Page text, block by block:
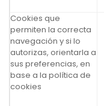
Cookies que
permiten la correcta
navegación y si lo
autorizas, orientarla a
sus preferencias, en
base a la política de
cookies